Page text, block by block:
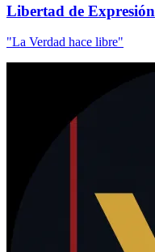
Libertad de Expresión
"La Verdad hace libre"